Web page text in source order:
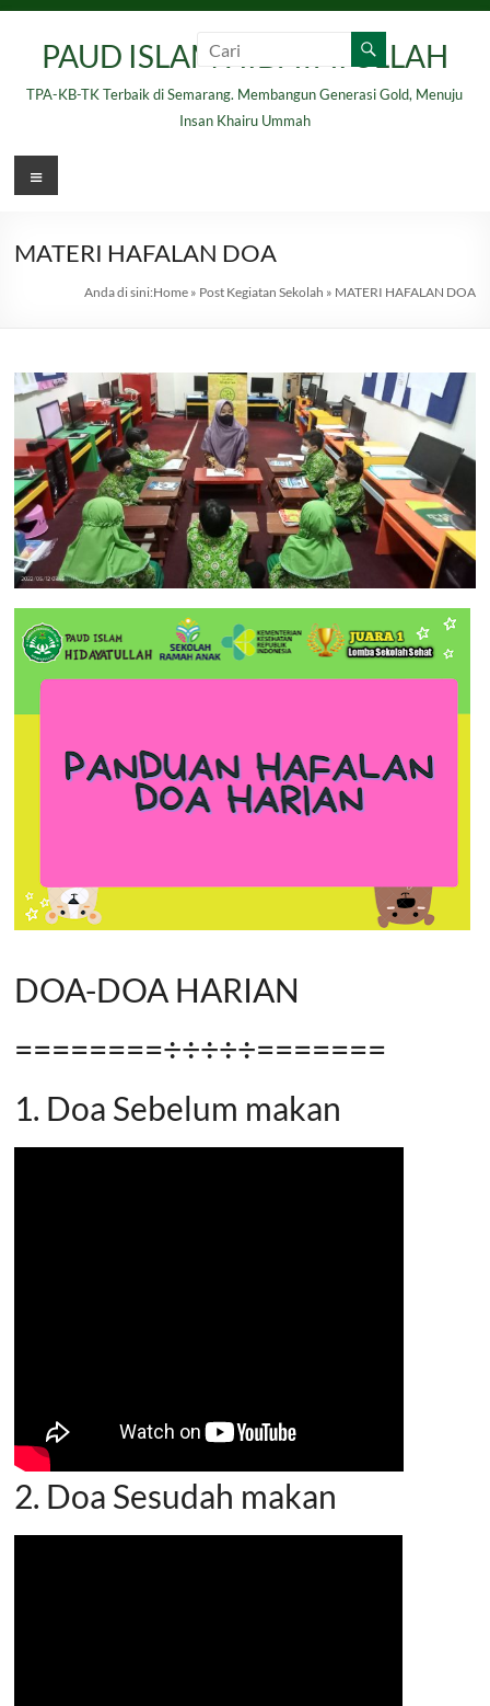
contentPAUD ISLAM HIDAYATULLAH
TPA-KB-TK Terbaik di Semarang. Membangun Generasi Gold, Menuju
Insan Khairu Ummah
Menu
MATERI HAFALAN DOA
Anda di sini:Home» Post Kegiatan Sekolah » MATERI HAFALAN DOA
DOA-DOA HARIAN
========÷÷÷÷÷=======
1. Doa Sebelum makan
2. Doa Sesudah makan